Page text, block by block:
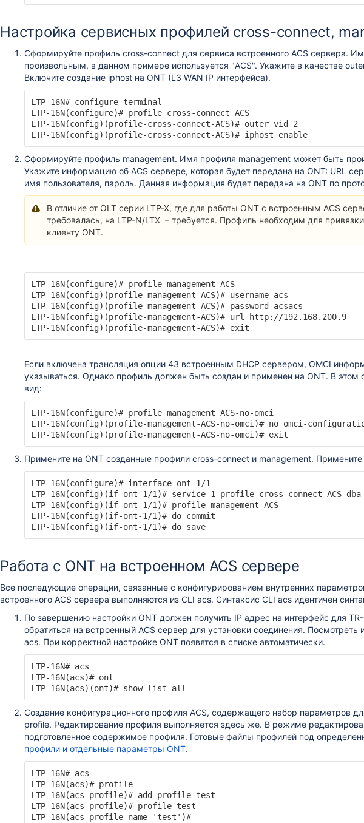
Настройка сервисных профилей cross-connect,
Сформируйте профиль cross-connect для сервиса встроенного ACS сервера.
произвольным, в данном примере используется "ACS". Укажите в качестве
Включите создание iphost на ONT (L3 WAN IP интерфейса).
LTP-16N# configure terminal
LTP-16N(configure)# profile cross-connect ACS
LTP-16N(config)(profile-cross-connect-ACS)# outer vid 2
LTP-16N(config)(profile-cross-connect-ACS)# iphost enable
Сформируйте профиль management. Имя профиля management может быть
Укажите информацию об ACS сервере, которая будет передана на ONT: URL
имя пользователя, пароль. Данная информация будет передана на ONT по
В отличие от OLT серии LTP-X, где для работы ONT с встроенным ACS
требовалась, на LTP-N/LTX – требуется. Профиль необходим для
клиенту ONT.
LTP-16N(configure)# profile management ACS
LTP-16N(config)(profile-management-ACS)# username acs
LTP-16N(config)(profile-management-ACS)# password acsacs
LTP-16N(config)(profile-management-ACS)# url http://192.168.200.9
LTP-16N(config)(profile-management-ACS)# exit
Если включена трансляция опции 43 встроенным DHCP сервером, OMCI
указываться. Однако профиль должен быть создан и применен на ONT. В этом
вид:
LTP-16N(configure)# profile management ACS-no-omci
LTP-16N(config)(profile-management-ACS-no-omci)# no omci-
LTP-16N(config)(profile-management-ACS-no-omci)# exit
Примените на ONT созданные профили cross-connect и management.
LTP-16N(configure)# interface ont 1/1
LTP-16N(config)(if-ont-1/1)# service 1 profile cross-connect ACS dba
LTP-16N(config)(if-ont-1/1)# profile management ACS
LTP-16N(config)(if-ont-1/1)# do commit
LTP-16N(config)(if-ont-1/1)# do save
Работа с ONT на встроенном ACS сервере
Все последующие операции, связанные с конфигурированием внутренних
встроенного ACS сервера выполняются из CLI acs. Синтаксис CLI acs идентичен
По завершению настройки ONT должен получить IP адрес на интерфейс для
обратиться на встроенный ACS сервер для установки соединения.
acs. При корректной настройке ONT появятся в списке автоматически.
LTP-16N# acs
LTP-16N(acs)# ont
LTP-16N(acs)(ont)# show list all
Создание конфигурационного профиля ACS, содержащего набор параметров
profile. Редактирование профиля выполняется здесь же. В режиме
подготовленное содержимое профиля. Готовые файлы профилей под
профили и отдельные параметры ONT.
LTP-16N# acs
LTP-16N(acs)# profile
LTP-16N(acs-profile)# add profile test
LTP-16N(acs-profile)# profile test
LTP-16N(acs-profile-name='test')#